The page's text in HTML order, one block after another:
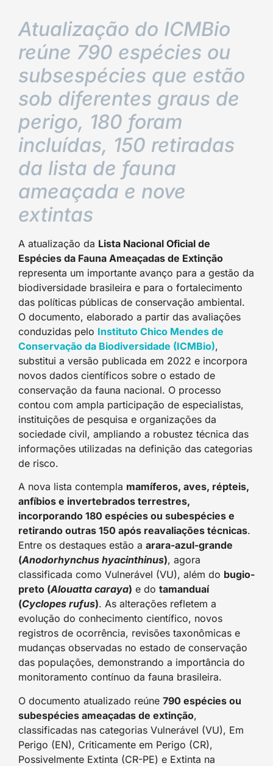
Atualização do ICMBio
reúne 790 espécies ou
subsespécies que estão
sob diferentes graus de
perigo, 180 foram
incluídas, 150 retiradas
da lista de fauna
ameaçada e nove
extintas
A atualização da Lista Nacional Oficial de
Espécies da Fauna Ameaçadas de Extinção
representa um importante avanço para a gestão da
biodiversidade brasileira e para o fortalecimento
das políticas públicas de conservação ambiental.
O documento, elaborado a partir das avaliações
conduzidas pelo Instituto Chico Mendes de
Conservação da Biodiversidade (ICMBio),
substitui a versão publicada em 2022 e incorpora
novos dados científicos sobre o estado de
conservação da fauna nacional. O processo
contou com ampla participação de especialistas,
instituições de pesquisa e organizações da
sociedade civil, ampliando a robustez técnica das
informações utilizadas na definição das categorias
de risco.
A nova lista contempla mamíferos, aves, répteis,
anfíbios e invertebrados terrestres,
incorporando 180 espécies ou subespécies e
retirando outras 150 após reavaliações técnicas.
Entre os destaques estão a arara-azul-grande
(Anodorhynchus hyacinthinus), agora
classificada como Vulnerável (VU), além do bugio-
preto (Alouatta caraya) e do tamanduaí
(Cyclopes rufus). As alterações refletem a
evolução do conhecimento científico, novos
registros de ocorrência, revisões taxonômicas e
mudanças observadas no estado de conservação
das populações, demonstrando a importância do
monitoramento contínuo da fauna brasileira.
O documento atualizado reúne 790 espécies ou
subespécies ameaçadas de extinção,
classificadas nas categorias Vulnerável (VU), Em
Perigo (EN), Criticamente em Perigo (CR),
Possivelmente Extinta (CR-PE) e Extinta na